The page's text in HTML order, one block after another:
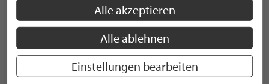
PARKETTSTUDIO
Von-Lassaulx-Straße 44
53424 Remagen
Deutschland
PROFIL
Alle akzeptieren
Alle ablehnen
Einstellungen bearbeiten